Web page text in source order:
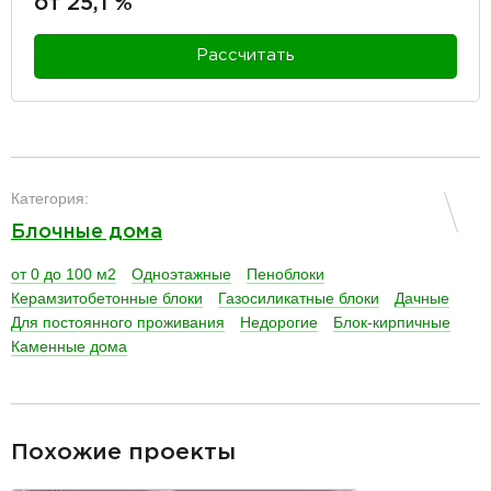
Рассчитать
Категория:
Блочные дома
от 0 до 100 м2 Одноэтажные
Пеноблоки
Керамзитобетонные блоки
Газосиликатные блоки
Дачные
Для постоянного проживания
Недорогие
Блок-кирпичные
Каменные дома
Похожие проекты